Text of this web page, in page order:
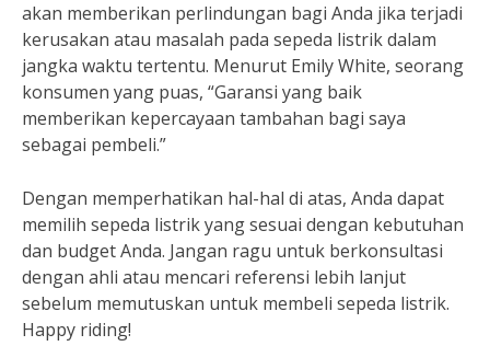
akan memberikan perlindungan bagi Anda jika terjadi
kerusakan atau masalah pada sepeda listrik dalam
jangka waktu tertentu. Menurut Emily White, seorang
konsumen yang puas, “Garansi yang baik
memberikan kepercayaan tambahan bagi saya
sebagai pembeli.”
Dengan memperhatikan hal-hal di atas, Anda dapat
memilih sepeda listrik yang sesuai dengan kebutuhan
dan budget Anda. Jangan ragu untuk berkonsultasi
dengan ahli atau mencari referensi lebih lanjut
sebelum memutuskan untuk membeli sepeda listrik.
Happy riding!